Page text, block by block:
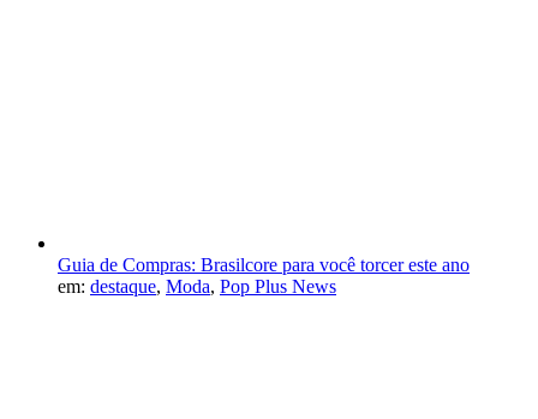
Guia de Compras: Brasilcore para você torcer este ano
em: destaque, Moda, Pop Plus News